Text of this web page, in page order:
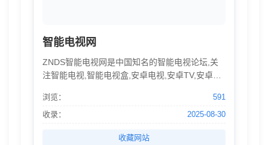
智能电视网
ZNDS智能电视网是中国知名的智能电视论坛,关
注智能电视,智能电视盒,安卓电视,安卓TV,安卓机
智能电视游戏。安卓智能电视TV应用市场,TV OS
Rom,刷机教程,安卓TV软件下载,Android电视软件
浏览：
591
收录：
2025-08-30
收藏网站